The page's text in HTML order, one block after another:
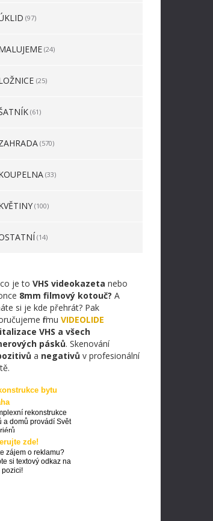
(97)
(24)
(25)
(61)
(570)
(33)
(100)
(14)
je to VHS videokazeta nebo
8mm filmový kotouč? A
si je kde přehrát? Pak
firmu VIDEOLIDE
VHS a všech
pásků. Skenování
a negativů v profesionální
bytu
rekonstrukce
a domů provádí Svět
zde!
zájem o reklamu?
si textový odkaz na
pozici!